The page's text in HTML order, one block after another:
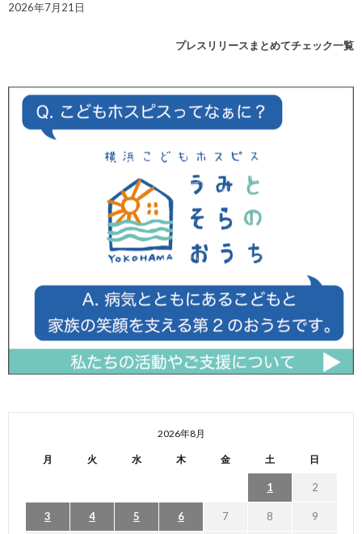
2026年7月21日
プレスリリースまとめてチェック一覧
2026年8月
月 火 水 木 金 土 日
1 2
3 4 5 6 7 8 9